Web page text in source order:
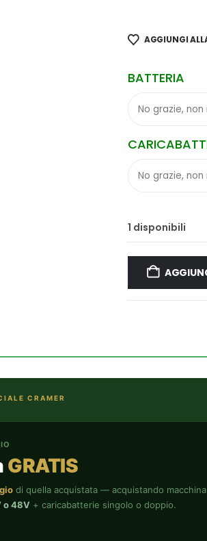
AGGIUNGI
BATTERIA
1 disponibili
CRAMER
GRATIS
di quella acquistata — acquistando
o 48V + caricabatterie singolo o doppio.